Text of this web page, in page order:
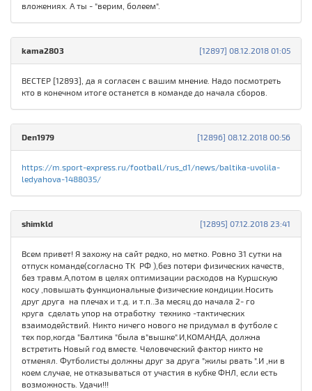
вложениях. А ты - "верим, болеем".
[12897] 08.12.2018 01:05
kama2803
ВЕСТЕР [12893], да я согласен с вашим мнение. Надо посмотреть
кто в конечном итоге останется в команде до начала сборов.
[12896] 08.12.2018 00:56
Den1979
https://m.sport-express.ru/football/rus_d1/news/baltika-uvolila-
ledyahova-1488035/
[12895] 07.12.2018 23:41
shimkld
Всем привет! Я захожу на сайт редко, но метко. Ровно 31 сутки на
отпуск команде(согласно ТК РФ ),без потери физических качеств,
без травм.А,потом в целях оптимизации расходов на Куршскую
косу ,повышать функциональные физические кондиции.Носить
друг друга на плечах и т.д. и т.п..За месяц до начала 2- го
круга сделать упор на отработку технико -тактических
взаимодействий. Никто ничего нового не придумал в футболе с
тех пор,когда "Балтика "была в"вышке".И,КОМАНДА, должна
встретить Новый год вместе. Человеческий фактор никто не
отменял. Футболисты должны друг за друга "жилы рвать ".И ,ни в
коем случае, не отказываться от участия в кубке ФНЛ, если есть
возможность. Удачи!!!